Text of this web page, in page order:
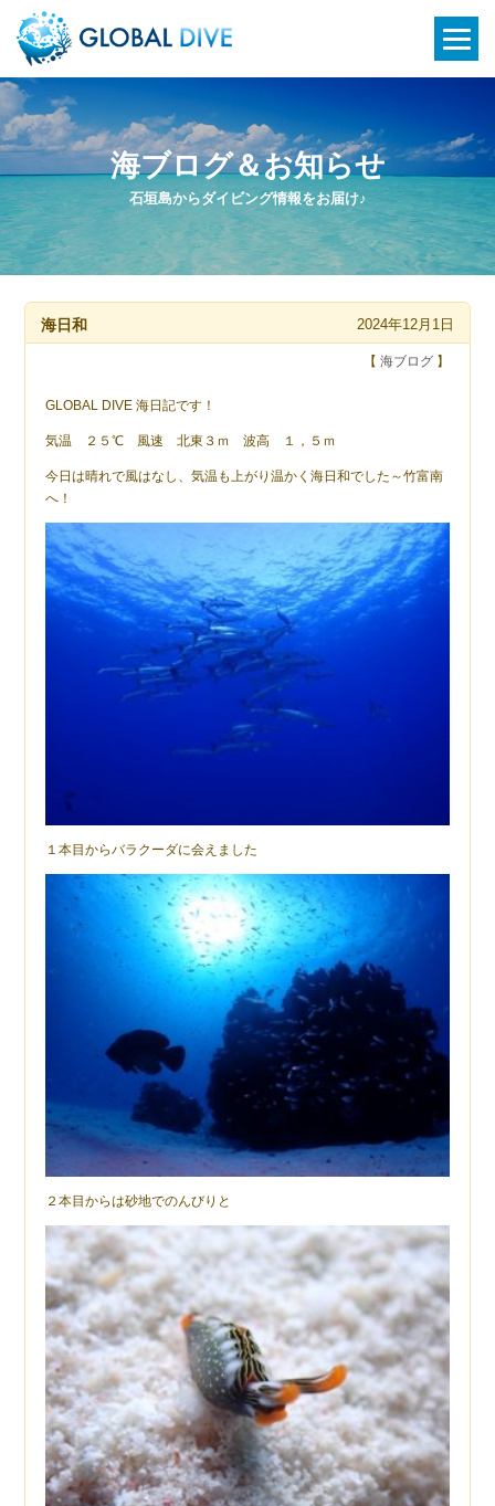
石垣島からダイビング情報をお届け♪
海ブログ＆お知らせ
海日和 2024年12月1日
【 海ブログ】
GLOBAL DIVE 海日記です！
気温 ２５℃ 風速 北東３ｍ 波高 １，５ｍ
今日は晴れで風はなし、気温も上がり温かく海日和でした～竹富南
へ！
１本目からバラクーダに会えました
２本目からは砂地でのんびりと